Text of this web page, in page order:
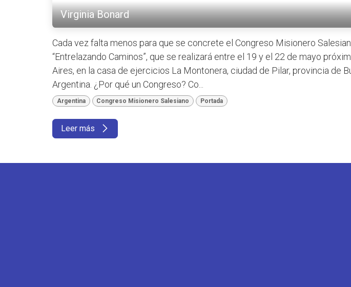
Virginia Bonard
Cada vez falta menos para que se concrete el Congreso Misionero
“Entrelazando Caminos”, que se realizará entre el 19 y el 22 de mayo
Aires, en la casa de ejercicios La Montonera, ciudad de Pilar, provincia de
Argentina. ¿Por qué un Congreso? Co...
Argentina Congreso Misionero Salesiano Portada
Leer más